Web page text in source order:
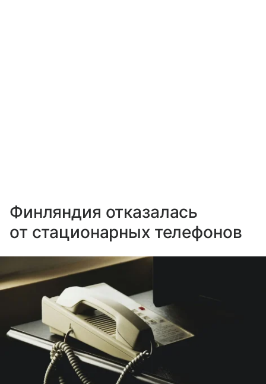
Финляндия отказалась
от стационарных телефонов